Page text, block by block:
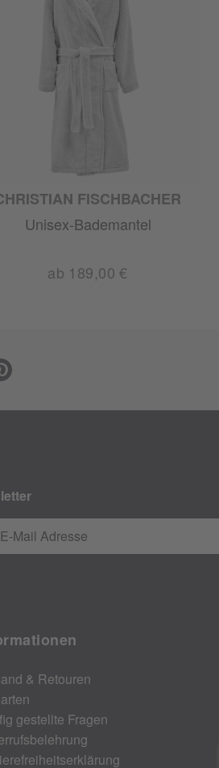
FISCHBACHER
Unisex-Bademantel
ab 189,00 €
Mail Adresse
& Retouren
gestellte Fragen